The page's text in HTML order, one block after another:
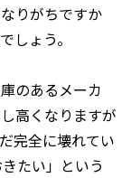
りがちですか
しょう。
のあるメーカ
高くなりますが
完全に壊れてい
たい」という